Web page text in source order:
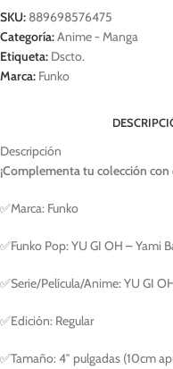
SKU: 889698576475
Categoría:Anime - Manga
Etiqueta: Dscto.
Marca: Funko
Descripción
¡Complementa tu colección
✅Marca: Funko
✅Funko Pop: YU GI OH – Yami
✅Serie/Película/Anime: YU GI
✅Edición: Regular
✅Tamaño: 4″ pulgadas (10cm